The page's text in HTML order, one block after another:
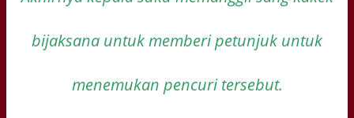
bijaksana untuk memberi petunjuk untuk
menemukan pencuri tersebut.